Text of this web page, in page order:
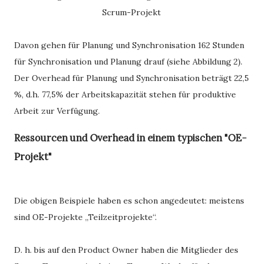
Scrum-Projekt
Davon gehen für Planung und Synchronisation 162 Stunden
für Synchronisation und Planung drauf (siehe Abbildung 2).
Der Overhead für Planung und Synchronisation beträgt 22,5
%, d.h. 77,5% der Arbeitskapazität stehen für produktive
Arbeit zur Verfügung.
Ressourcen und Overhead in einem typischen "OE-
Projekt"
Die obigen Beispiele haben es schon angedeutet: meistens
sind OE-Projekte „Teilzeitprojekte“.
D. h. bis auf den Product Owner haben die Mitglieder des